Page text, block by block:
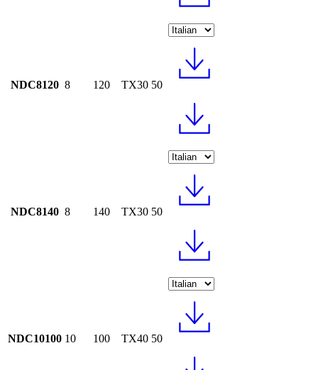
NDC8120 8 120 TX30 50
NDC8140 8 140 TX30 50
NDC10100 10 100 TX40 50